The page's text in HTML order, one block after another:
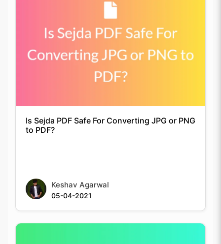
Is Sejda PDF Safe For Converting JPG or PNG
to PDF?
Keshav Agarwal
05-04-2021